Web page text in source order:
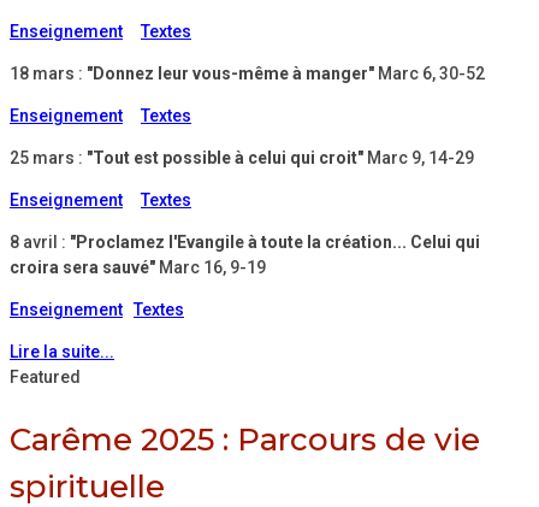
Enseignement Textes
18 mars : "Donnez leur vous-même à manger" Marc 6, 30-52
Enseignement Textes
25 mars : "Tout est possible à celui qui croit" Marc 9, 14-29
Enseignement Textes
8 avril : "Proclamez l'Evangile à toute la création... Celui qui
croira sera sauvé" Marc 16, 9-19
Enseignement Textes
Lire la suite...
Featured
Carême 2025 : Parcours de vie
spirituelle